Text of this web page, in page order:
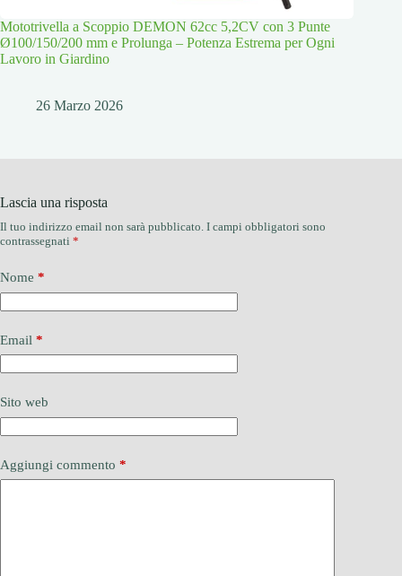
Mototrivella a Scoppio DEMON 62cc 5,2CV con 3 Punte
Ø100/150/200 mm e Prolunga – Potenza Estrema per Ogni
Lavoro in Giardino
26 Marzo 2026
Lascia una risposta
Il tuo indirizzo email non sarà pubblicato. I campi obbligatori sono
contrassegnati *
Nome *
Email *
Sito web
Aggiungi commento *